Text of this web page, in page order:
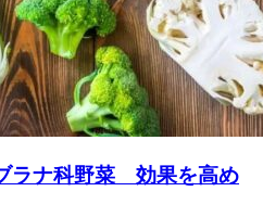
ラナ科野菜 効果を高め